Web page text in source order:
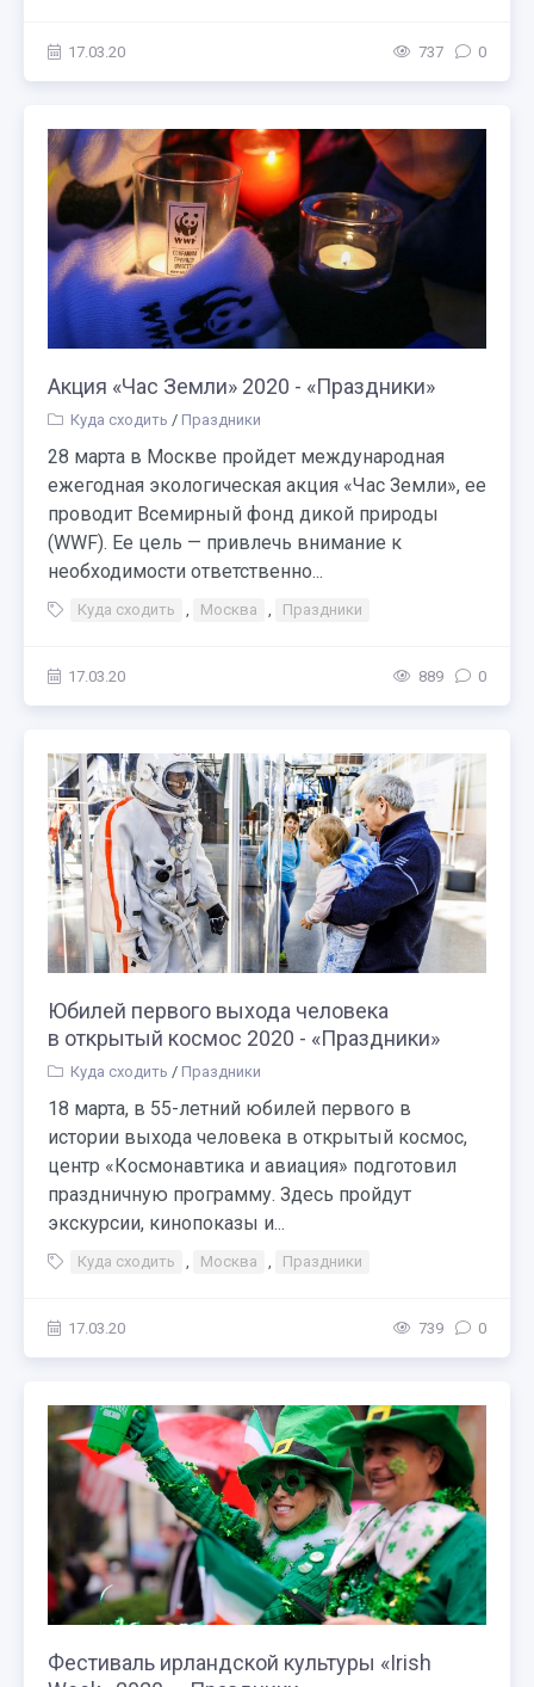
17.03.20 737 0
Акция «Час Земли» 2020 - «Праздники»
Куда сходить / Праздники
28 марта в Москве пройдет международная
ежегодная экологическая акция «Час Земли», ее
проводит Всемирный фонд дикой природы
(WWF). Ее цель — привлечь внимание к
необходимости ответственно...
Куда сходить , Москва , Праздники
17.03.20 889 0
Юбилей первого выхода человека
в открытый космос 2020 - «Праздники»
Куда сходить / Праздники
18 марта, в 55-летний юбилей первого в
истории выхода человека в открытый космос,
центр «Космонавтика и авиация» подготовил
праздничную программу. Здесь пройдут
экскурсии, кинопоказы и...
Куда сходить , Москва , Праздники
17.03.20 739 0
Фестиваль ирландской культуры «Irish